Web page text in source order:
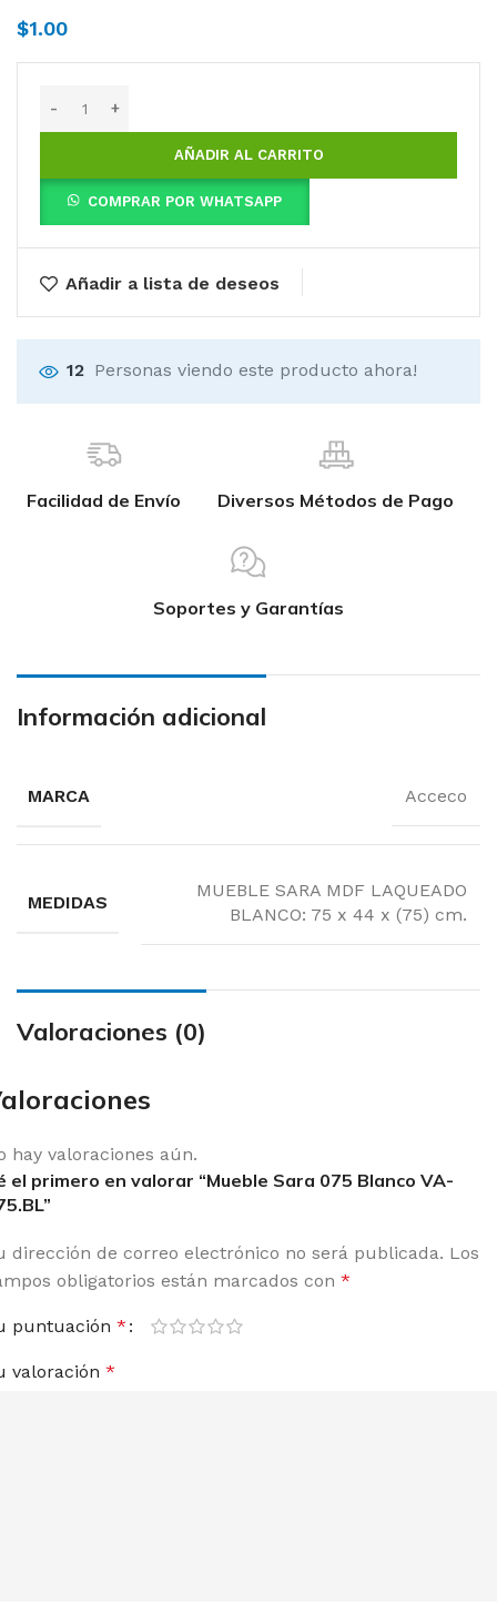
$1.00
AÑADIR AL CARRITO
COMPRAR POR WHATSAPP
Añadir a lista de deseos
12 Personas viendo este producto ahora!
Facilidad de Envío Diversos Métodos de Pago
Soportes y Garantías
Información adicional
MARCA Acceco
MEDIDAS
MUEBLE SARA MDF LAQUEADO
BLANCO: 75 x 44 x (75) cm.
Valoraciones (0)
hay valoraciones aún.
el primero en valorar “Mueble Sara 075 Blanco VA-
dirección de correo electrónico no será publicada. Los
obligatorios están marcados con *
puntuación *
valoración *